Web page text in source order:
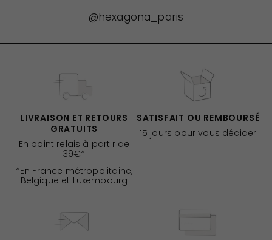
@hexagona_paris
LIVRAISON ET RETOURS
GRATUITS
En point relais à partir de
39€*
*En France métropolitaine,
Belgique et Luxembourg
SATISFAIT OU REMBOURSÉ
15 jours pour vous décider